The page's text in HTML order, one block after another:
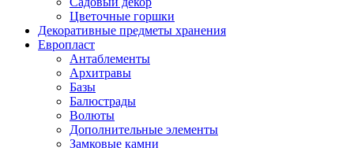
Цветочные горшки
Декоративные предметы хранения
Европласт
Антаблементы
Архитравы
Базы
Балюстрады
Волюты
Дополнительные элементы
Замковые камни